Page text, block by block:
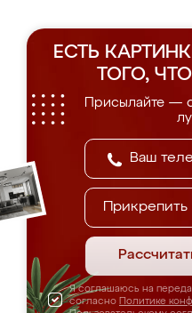
ЕСТЬ
ТОГО,
Присылайте —
Я соглашаюсь на
согласно Политике